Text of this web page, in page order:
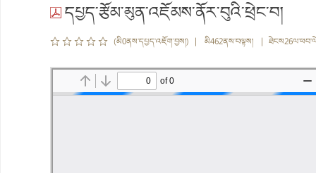
དཔྱད་རྩོམ་མུན་འཇོམས་ནོར་བུའི་ཕྲེང་བ།
(མི0ནས་དཔྱད་འཇོག་བྱས།) | མི462ནས་བལྟས། |